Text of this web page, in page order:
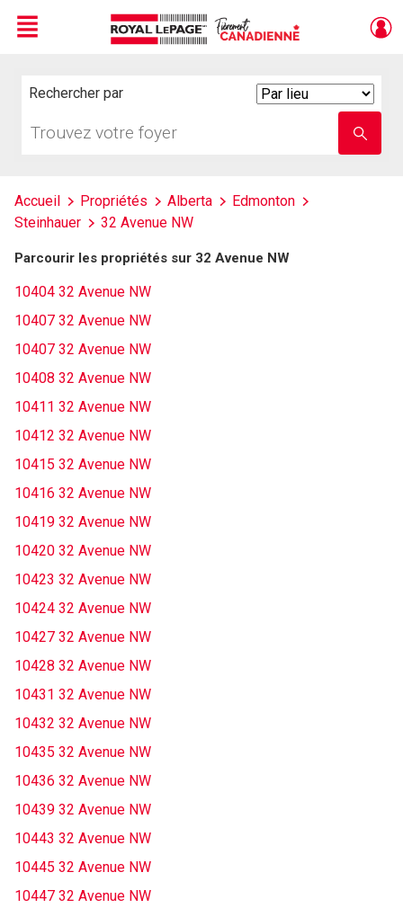
Menu
Rechercher par
votre
nom
Accueil Propriétés Alberta
Edmonton
Steinhauer
32 Avenue NW
Parcourir les propriétés sur 32 Avenue NW
10404 32 Avenue NW
10407 32 Avenue NW
10407 32 Avenue NW
10408 32 Avenue NW
10411 32 Avenue NW
10412 32 Avenue NW
10415 32 Avenue NW
10416 32 Avenue NW
10419 32 Avenue NW
10420 32 Avenue NW
10423 32 Avenue NW
10424 32 Avenue NW
10427 32 Avenue NW
10428 32 Avenue NW
10431 32 Avenue NW
10432 32 Avenue NW
10435 32 Avenue NW
10436 32 Avenue NW
10439 32 Avenue NW
10443 32 Avenue NW
10445 32 Avenue NW
10447 32 Avenue NW